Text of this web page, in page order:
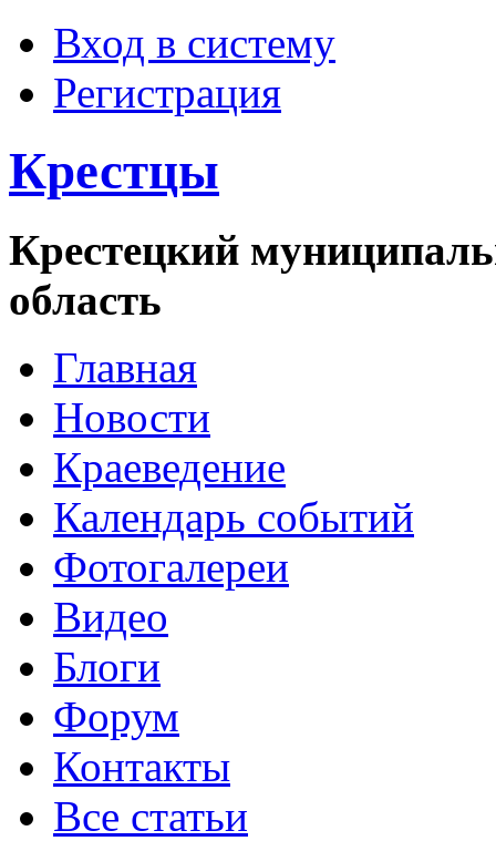
Вход в систему
Регистрация
Крестцы
Крестецкий
область
Главная
Новости
Краеведение
Календарь событий
Фотогалереи
Видео
Блоги
Форум
Контакты
Все статьи